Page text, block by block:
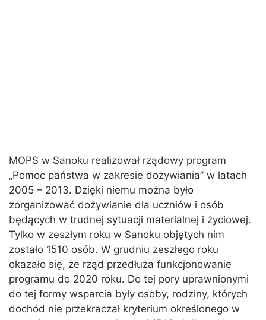
MOPS w Sanoku realizował rządowy program
„Pomoc państwa w zakresie dożywiania” w latach
2005 – 2013. Dzięki niemu można było
zorganizować dożywianie dla uczniów i osób
będących w trudnej sytuacji materialnej i życiowej.
Tylko w zeszłym roku w Sanoku objętych nim
zostało 1510 osób. W grudniu zeszłego roku
okazało się, że rząd przedłuża funkcjonowanie
programu do 2020 roku. Do tej pory uprawnionymi
do tej formy wsparcia były osoby, rodziny, których
dochód nie przekraczał kryterium określonego w